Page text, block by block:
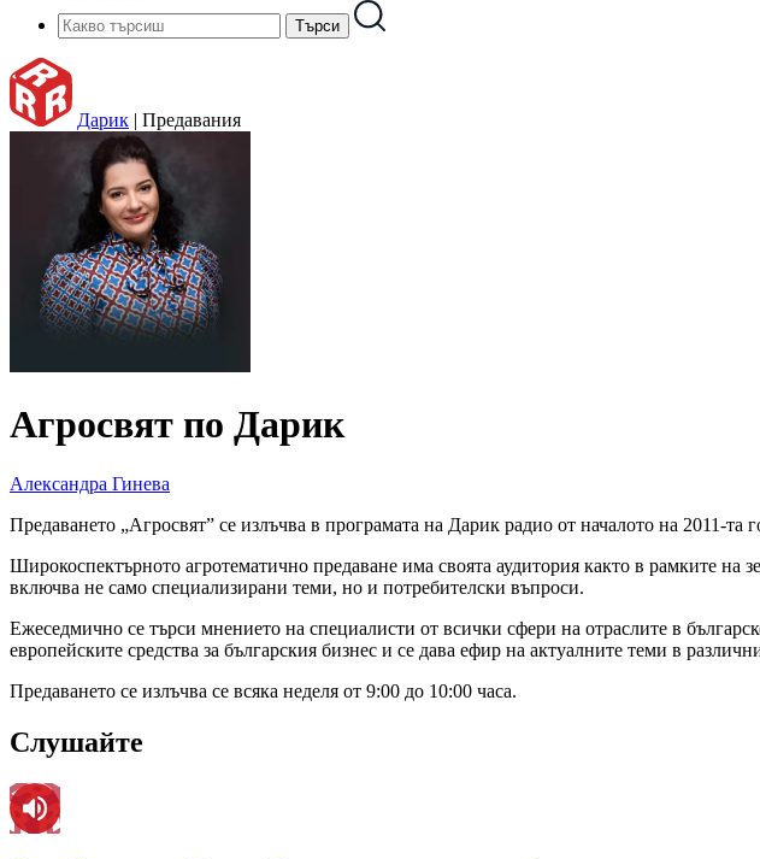
Дарик | Предавания
Агросвят по Дарик
Александра Гинева
Предаването „Агросвят” се излъчва в програмата на Дарик радио от началото на 2011-та
Широкоспектърното агротематично предаване има своята аудитория както в рамките на
включва не само специализирани теми, но и потребителски въпроси.
Ежеседмично се търси мнението на специалисти от всички сфери на отраслите в
европейските средства за българския бизнес и се дава ефир на актуалните теми в
Предаването се излъчва се всяка неделя от 9:00 до 10:00 часа.
Слушайте